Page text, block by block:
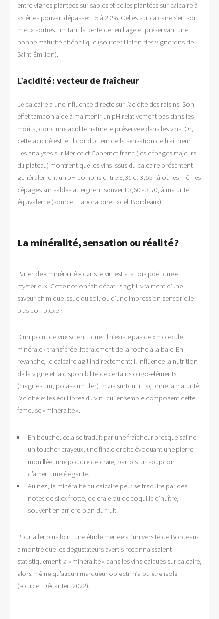
entre vignes plantées sur sables et celles plantées sur calcaire à
astéries pouvait dépasser 15 à 20 %. Celles sur calcaire s’en sont
mieux sorties, limitant la perte de feuillage et préservant une
bonne maturité phénolique (source : Union des Vignerons de
Saint-Émilion).
L’acidité : vecteur de fraîcheur
Le calcaire a une influence directe sur l’acidité des raisins. Son
effet tampon aide à maintenir un pH relativement bas dans les
moûts, donc une acidité naturelle préservée dans les vins. Or,
cette acidité est le fil conducteur de la sensation de fraîcheur.
Les analyses sur Merlot et Cabernet franc (les cépages majeurs
du plateau) montrent que les vins issus du calcaire présentent
généralement un pH compris entre 3,35 et 3,55, là où les mêmes
cépages sur sables atteignent souvent 3,60 - 3,70, à maturité
équivalente (source : Laboratoire Excell Bordeaux).
La minéralité, sensation ou réalité ?
Parler de « minéralité » dans le vin est à la fois poétique et
mystérieux. Cette notion fait débat : s’agit-il vraiment d’une
saveur chimique issue du sol, ou d’une impression sensorielle
plus complexe ?
D’un point de vue scientifique, il n’existe pas de « molécule
minérale » transférée littéralement de la roche à la baie. En
revanche, le calcaire agit indirectement : il influence la nutrition
de la vigne et la disponibilité de certains oligo-éléments
(magnésium, potassium, fer), mais surtout il façonne la maturité,
l’acidité et les équilibres du vin, qui ensemble composent cette
fameuse « minéralité ».
En bouche, cela se traduit par une fraîcheur presque saline,
un toucher crayeux, une finale droite évoquant une pierre
mouillée, une poudre de craie, parfois un soupçon
d’amertume élégante.
Au nez, la minéralité du calcaire peut se traduire par des
notes de silex frotté, de craie ou de coquille d’huître,
souvent en arrière-plan du fruit.
Pour aller plus loin, une étude menée à l’université de Bordeaux
a montré que les dégustateurs avertis reconnaissaient
statistiquement la « minéralité » dans les vins calqués sur calcaire,
alors même qu’aucun marqueur objectif n’a pu être isolé
(source : Décanter, 2022).